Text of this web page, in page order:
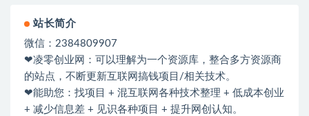
站长简介
微信：2384809907
❤凌零创业网：可以理解为一个资源库，整合多方资源商
的站点，不断更新互联网搞钱项目/相关技术。
❤能助您：找项目 + 混互联网各种技术整理 + 低成本创业
+ 减少信息差 + 见识各种项目 + 提升网创认知。